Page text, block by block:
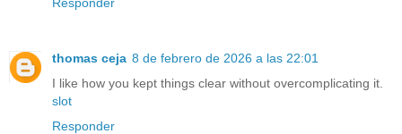
thomas ceja 8 de febrero de 2026 a las 22:01
I like how you kept things clear without overcomplicating it.
slot
Responder